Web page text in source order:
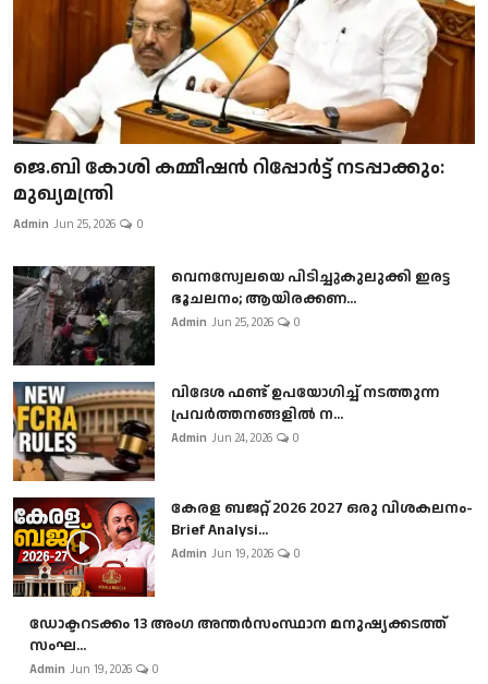
ജെ.ബി കോശി കമ്മീഷൻ റിപ്പോർട്ട് നടപ്പാക്കും:
മുഖ്യമന്ത്രി
Admin Jun 25, 2026 0
വെനസ്വേലയെ പിടിച്ചുകുലുക്കി ഇരട്ട
ഭൂചലനം; ആയിരക്കണ...
Admin Jun 25, 2026 0
വിദേശ ഫണ്ട് ഉപയോഗിച്ച് നടത്തുന്ന
പ്രവർത്തനങ്ങളിൽ ന...
Admin Jun 24, 2026 0
കേരള ബജറ്റ് 2026 2027 ഒരു വിശകലനം-
Brief Analysi...
Admin Jun 19, 2026 0
ഡോക്ടറടക്കം 13 അംഗ അന്തർസംസ്ഥാന മനുഷ്യക്കടത്ത്
സംഘ...
Admin Jun 19, 2026 0